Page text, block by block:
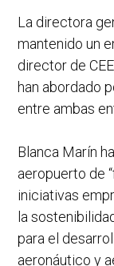
La directora
mantenido un
director de
han abordado
entre ambas
Blanca Marín
aeropuerto de
iniciativas
la
para el
aeronáutico y